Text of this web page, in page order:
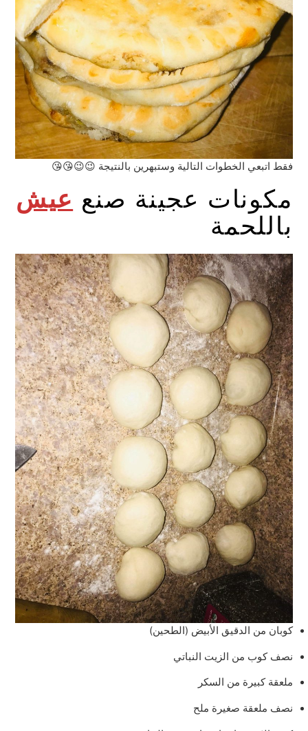
فقط اتبعي الخطوات التالية وستبهرين بالنتيجة 😉😉😘😘
مكونات عجينة صنع عيش
باللحمة
كوبان من الدقيق الأبيض (الطحين)
نصف كوب من الزيت النباتي
ملعقة كبيرة من السكر
نصف ملعقة صغيرة ملح